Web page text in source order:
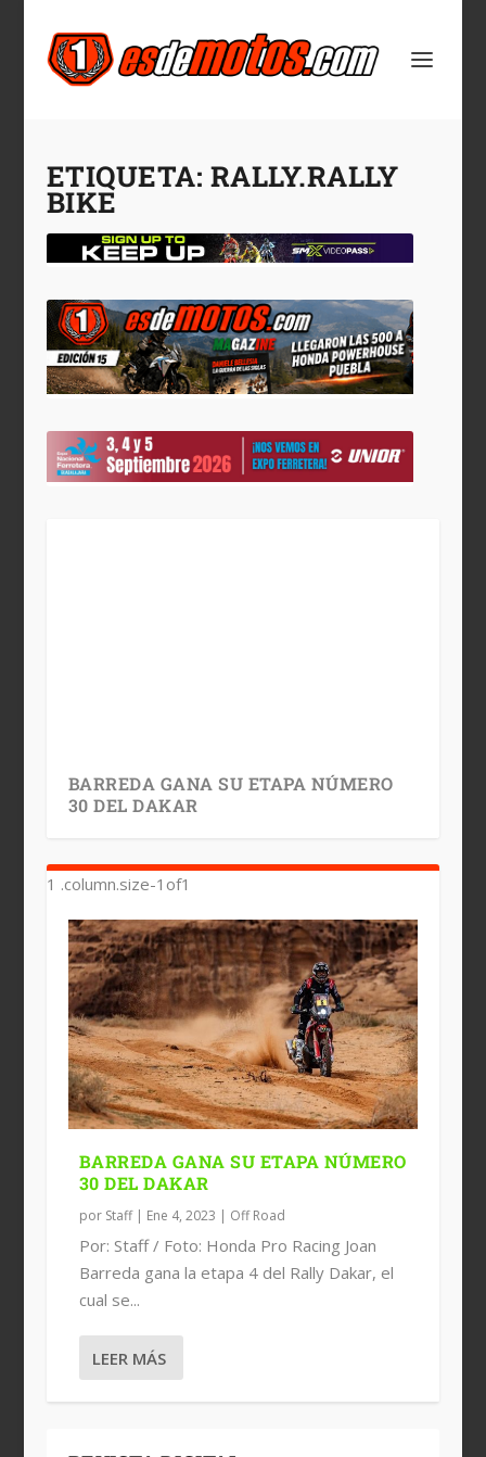
ETIQUETA: RALLY.RALLY
BIKE
BARREDA GANA SU ETAPA NÚMERO
30 DEL DAKAR
BARREDA GANA SU ETAPA NÚMERO
30 DEL DAKAR
por Staff| Ene 4, 2023 | Off Road
Por: Staff / Foto: Honda Pro Racing Joan
Barreda gana la etapa 4 del Rally Dakar, el
cual se...
LEER MÁS